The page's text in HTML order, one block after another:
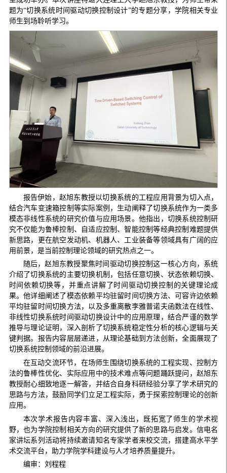
题为“切换系统时间驱动切换控制设计”的专题分享，学院相关专业
师生到场聆听学习。
报告伊始，赵旭东教授以切换系统的工程应用背景为切入点，
结合汽车变速箱控制等实际案例，生动阐释了切换系统作为一类多
模态非线性系统的研究价值与应用场景。他指出，切换系统控制研
究不仅能为鲁棒控制、自适应控制、智能控制等经典控制难题提供
新思路，更在航空发动机、机器人、工业装备等领域具有广阔的应
用前景，是当前控制理论领域的研究热点之一。
随后，赵旭东教授聚焦时间驱动切换控制这一核心方向，系统
介绍了切换系统的主要切换机制，包括任意切换、状态依赖切换、
时间依赖切换等，并重点讲解了时间驱动切换控制的关键理论成
果。他详细阐述了模态依赖平均驻留时间切换方法、可容许边依赖
平均驻留时间切换方法，以及多重离散李雅普诺夫函数法在线性、
非线性切换系统时间驱动切换设计中的应用原理，结合严谨的数学
推导与理论证明，深入剖析了切换系统稳定性分析的核心逻辑与关
键判据。报告内容层层递进，从理论基础到方法创新，全面展现了
切换系统控制领域的前沿进展。
在互动交流环节，在场师生围绕切换系统的工程实现、控制方
法的鲁棒性优化、实际应用中的技术难点等问题踊跃提问，赵旭东
教授耐心细致地逐一解答，并结合自身科研经验分享了学术研究的
思路与方法，鼓励同学们立足工程实际，勇于探索控制理论的创新
应用。
本次学术报告内容丰富、深入浅出，既拓宽了师生的学术视
野，也为学院控制相关方向的研究提供了新的思路与启发。信电名
家讲坛系列活动将持续邀请知名专家学者来校交流，搭建高水平学
术交流平台，助力学院学科建设与人才培养质量提升。
编审：刘程程